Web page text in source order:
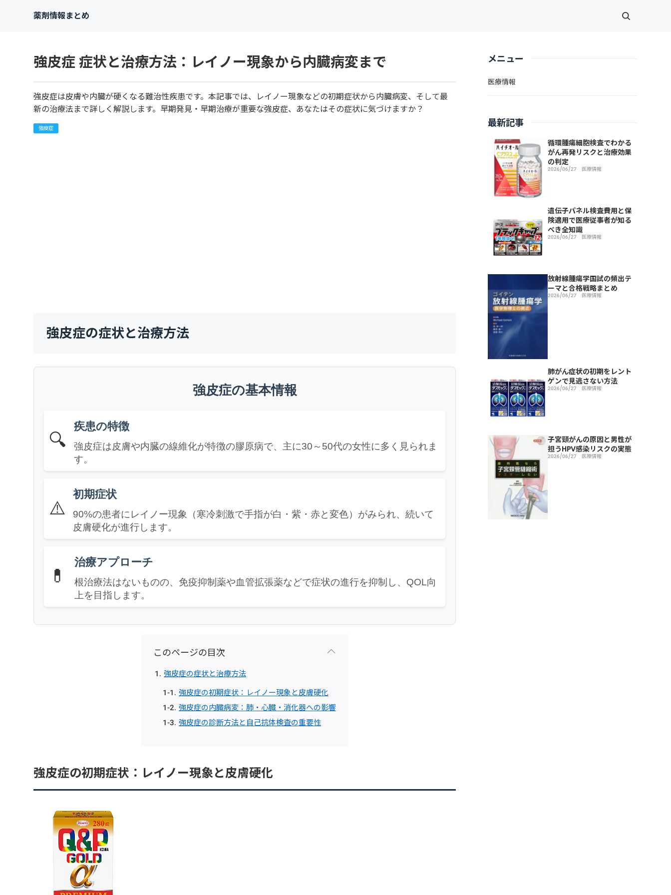
薬剤情報まとめ
強皮症 症状と治療方法：レイノー現象から内臓病変まで
強皮症は皮膚や内臓が硬くなる難治性疾患です。本記事では、レイノー現象などの初期症状から内臓病変、そして最
新の治療法まで詳しく解説します。早期発見・早期治療が重要な強皮症、あなたはその症状に気づけますか？
強皮症
強皮症の症状と治療方法
強皮症の基本情報
🔍
疾患の特徴
強皮症は皮膚や内臓の線維化が特徴の膠原病で、主に30～50代の女性に多く見られま
す。
⚠️
初期症状
90%の患者にレイノー現象（寒冷刺激で手指が白・紫・赤と変色）がみられ、続いて
皮膚硬化が進行します。
💊
治療アプローチ
根治療法はないものの、免疫抑制薬や血管拡張薬などで症状の進行を抑制し、QOL向
上を目指します。
このページの目次
強皮症の症状と治療方法
強皮症の初期症状：レイノー現象と皮膚硬化
強皮症の内臓病変：肺・心臓・消化器への影響
強皮症の診断方法と自己抗体検査の重要性
強皮症の初期症状：レイノー現象と皮膚硬化
メニュー
医療情報
最新記事
循環腫瘍細胞検査でわかる
がん再発リスクと治療効果
の判定
2026/06/27 医療情報
遺伝子パネル検査費用と保
険適用で医療従事者が知る
べき全知識
2026/06/27 医療情報
放射線腫瘍学国試の頻出テ
ーマと合格戦略まとめ
2026/06/27 医療情報
肺がん症状の初期をレント
ゲンで見逃さない方法
2026/06/27 医療情報
子宮頸がんの原因と男性が
担うHPV感染リスクの実態
2026/06/27 医療情報